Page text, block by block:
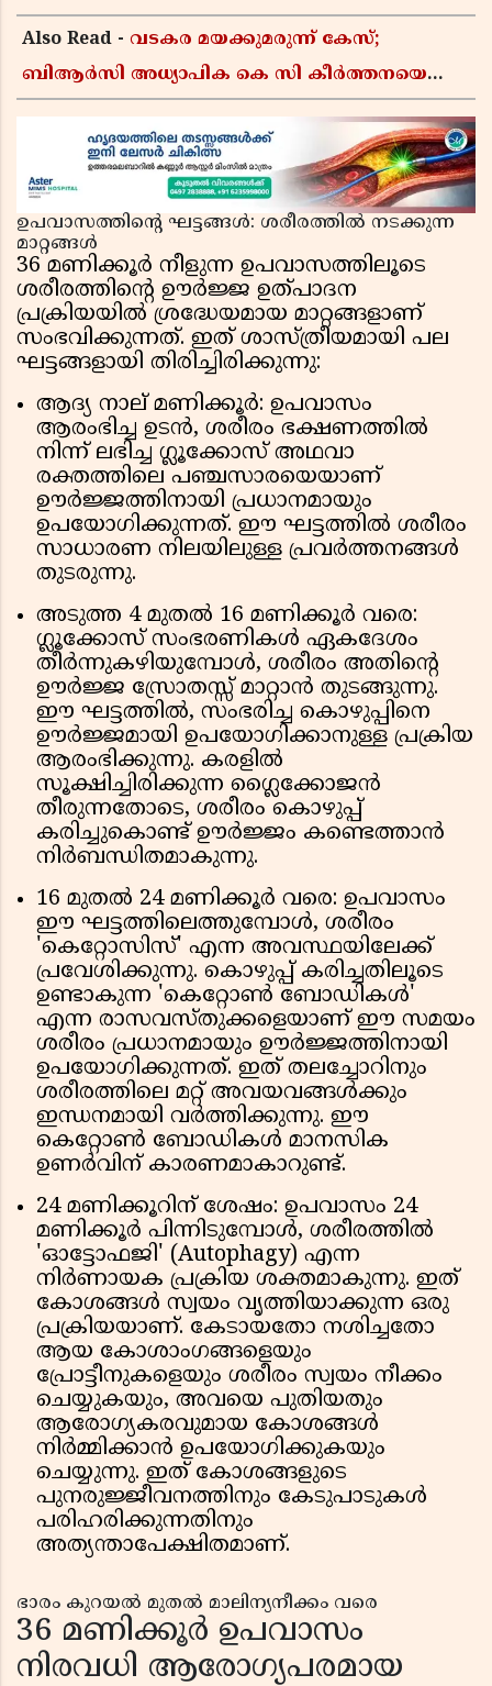
Also Read - വടകര മയക്കുമരുന്ന് കേസ്;
ബിആർസി അധ്യാപിക കെ സി കീർത്തനയെ
ഉപവാസത്തിൻ്റെ ഘട്ടങ്ങൾ: ശരീരത്തിൽ നടക്കുന്ന
മാറ്റങ്ങൾ
36 മണിക്കൂർ നീളുന്ന ഉപവാസത്തിലൂടെ
ശരീരത്തിൻ്റെ ഊർജ്ജ ഉത്പാദന
പ്രക്രിയയിൽ ശ്രദ്ധേയമായ മാറ്റങ്ങളാണ്
സംഭവിക്കുന്നത്. ഇത് ശാസ്ത്രീയമായി പല
ഘട്ടങ്ങളായി തിരിച്ചിരിക്കുന്നു:
ആദ്യ നാല് മണിക്കൂർ: ഉപവാസം
ആരംഭിച്ച ഉടൻ, ശരീരം ഭക്ഷണത്തിൽ
നിന്ന് ലഭിച്ച ഗ്ലൂക്കോസ് അഥവാ
രക്തത്തിലെ പഞ്ചസാരയെയാണ്
ഊർജ്ജത്തിനായി പ്രധാനമായും
ഉപയോഗിക്കുന്നത്. ഈ ഘട്ടത്തിൽ ശരീരം
സാധാരണ നിലയിലുള്ള പ്രവർത്തനങ്ങൾ
തുടരുന്നു.
അടുത്ത 4 മുതൽ 16 മണിക്കൂർ വരെ:
ഗ്ലൂക്കോസ് സംഭരണികൾ ഏകദേശം
തീർന്നുകഴിയുമ്പോൾ, ശരീരം അതിൻ്റെ
ഊർജ്ജ സ്രോതസ്സ് മാറ്റാൻ തുടങ്ങുന്നു.
ഈ ഘട്ടത്തിൽ, സംഭരിച്ച കൊഴുപ്പിനെ
ഊർജ്ജമായി ഉപയോഗിക്കാനുള്ള പ്രക്രിയ
ആരംഭിക്കുന്നു. കരളിൽ
സൂക്ഷിച്ചിരിക്കുന്ന ഗ്ലൈക്കോജൻ
തീരുന്നതോടെ, ശരീരം കൊഴുപ്പ്
കരിച്ചുകൊണ്ട് ഊർജ്ജം കണ്ടെത്താൻ
നിർബന്ധിതമാകുന്നു.
16 മുതൽ 24 മണിക്കൂർ വരെ: ഉപവാസം
ഈ ഘട്ടത്തിലെത്തുമ്പോൾ, ശരീരം
'കെറ്റോസിസ്' എന്ന അവസ്ഥയിലേക്ക്
പ്രവേശിക്കുന്നു. കൊഴുപ്പ് കരിച്ചതിലൂടെ
ഉണ്ടാകുന്ന 'കെറ്റോൺ ബോഡികൾ'
എന്ന രാസവസ്തുക്കളെയാണ് ഈ സമയം
ശരീരം പ്രധാനമായും ഊർജ്ജത്തിനായി
ഉപയോഗിക്കുന്നത്. ഇത് തലച്ചോറിനും
ശരീരത്തിലെ മറ്റ് അവയവങ്ങൾക്കും
ഇന്ധനമായി വർത്തിക്കുന്നു. ഈ
കെറ്റോൺ ബോഡികൾ മാനസിക
ഉണർവിന് കാരണമാകാറുണ്ട്.
24 മണിക്കൂറിന് ശേഷം: ഉപവാസം 24
മണിക്കൂർ പിന്നിടുമ്പോൾ, ശരീരത്തിൽ
'ഓട്ടോഫജി' (Autophagy) എന്ന
നിർണായക പ്രക്രിയ ശക്തമാകുന്നു. ഇത്
കോശങ്ങൾ സ്വയം വൃത്തിയാക്കുന്ന ഒരു
പ്രക്രിയയാണ്. കേടായതോ നശിച്ചതോ
ആയ കോശാംഗങ്ങളെയും
പ്രോട്ടീനുകളെയും ശരീരം സ്വയം നീക്കം
ചെയ്യുകയും, അവയെ പുതിയതും
ആരോഗ്യകരവുമായ കോശങ്ങൾ
നിർമ്മിക്കാൻ ഉപയോഗിക്കുകയും
ചെയ്യുന്നു. ഇത് കോശങ്ങളുടെ
പുനരുജ്ജീവനത്തിനും കേടുപാടുകൾ
പരിഹരിക്കുന്നതിനും
അത്യന്താപേക്ഷിതമാണ്.
ഭാരം കുറയൽ മുതൽ മാലിന്യനീക്കം വരെ
36 മണിക്കൂർ ഉപവാസം
നിരവധി ആരോഗ്യപരമായ